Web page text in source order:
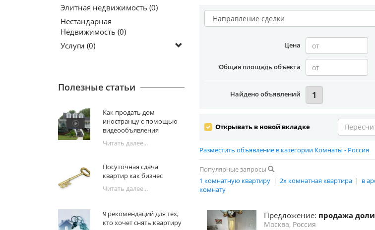
Элитная недвижимость (0)
Нестандарная
Недвижимость (0)
Услуги (0)
Полезные статьи
Как продать дом
иностранцу с помощью
видеообъявления
Читать далее...
Посуточная сдача
квартир как бизнес
Читать далее...
9 рекомендаций для тех,
кто хочет снять квартиру
Цена
Общая площадь объекта
Найдено объявлений 1
Открывать в новой вкладке
Разместить объявление в категории Комнаты - Россия
Популярные запросы
1 комнатную квартиру | 2х комнатная квартира | в
комнату
Предложение: продажа
Москва, Россия